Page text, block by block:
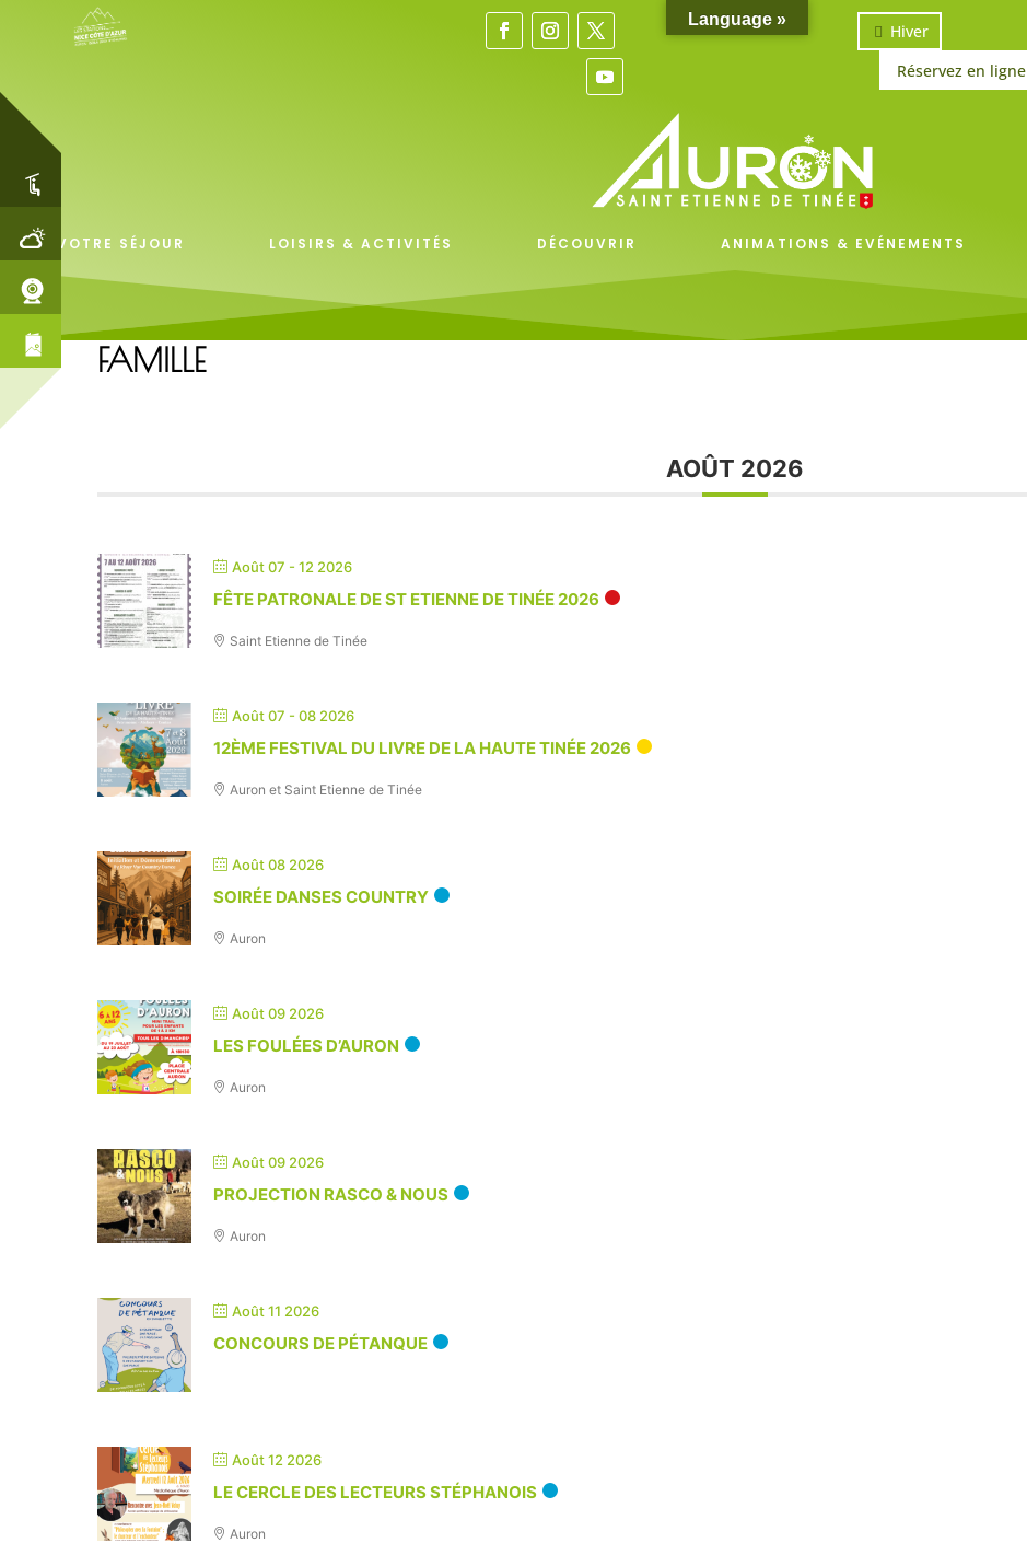
Hiver
Réservez en ligne
VOTRE SÉJOUR LOISIRS & ACTIVITÉS DÉCOUVRIR ANIMATIONS & EVÉNEMENTS
FAMILLE
AOÛT 2026
Août 07 - 12 2026
FÊTE PATRONALE DE ST ETIENNE DE TINÉE 2026
Saint Etienne de Tinée
Août 07 - 08 2026
12ÈME FESTIVAL DU LIVRE DE LA HAUTE TINÉE 2026
Auron et Saint Etienne de Tinée
Août 08 2026
SOIRÉE DANSES COUNTRY
Auron
Août 09 2026
LES FOULÉES D’AURON
Auron
Août 09 2026
PROJECTION RASCO & NOUS
Auron
Août 11 2026
CONCOURS DE PÉTANQUE
Août 12 2026
LE CERCLE DES LECTEURS STÉPHANOIS
Auron
Language »